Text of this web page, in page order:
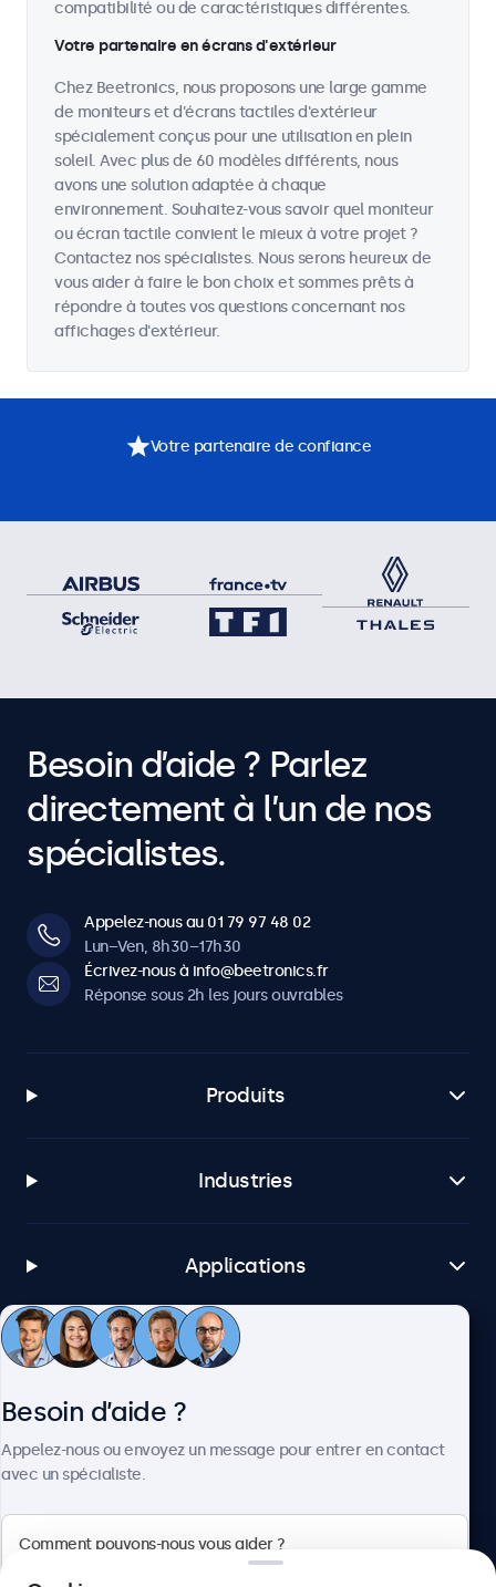
compatibilité ou de caractéristiques différentes.
Votre partenaire en écrans d'extérieur
Chez Beetronics, nous proposons une large gamme
de moniteurs et d'écrans tactiles d'extérieur
spécialement conçus pour une utilisation en plein
soleil. Avec plus de 60 modèles différents, nous
avons une solution adaptée à chaque
environnement. Souhaitez-vous savoir quel moniteur
ou écran tactile convient le mieux à votre projet ?
Contactez nos spécialistes. Nous serons heureux de
vous aider à faire le bon choix et sommes prêts à
répondre à toutes vos questions concernant nos
affichages d'extérieur.
Votre partenaire de confiance
Besoin d’aide ? Parlez
directement à l’un de nos
spécialistes.
Appelez-nous au 01 79 97 48 02
Lun–Ven, 8h30–17h30
Écrivez-nous à info@beetronics.fr
Réponse sous 2h les jours ouvrables
Produits
Industries
Applications
Service client
Besoin d’aide ?
Appelez-nous ou envoyez un message pour entrer en contact
avec un spécialiste.